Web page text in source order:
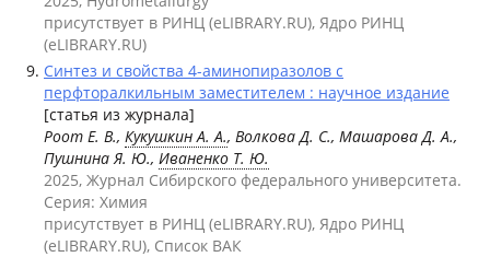
присутствует в РИНЦ (eLIBRARY.RU), Ядро РИНЦ
(eLIBRARY.RU)
Cинтез и свойства 4-аминопиразолов с
перфторалкильным заместителем : научное издание
[статья из журнала]
Роот Е. В., Кукушкин А. А., Волкова Д. С., Машарова Д. А.,
Пушнина Я. Ю., Иваненко Т. Ю.
2025, Журнал Сибирского федерального университета.
Серия: Химия
присутствует в РИНЦ (eLIBRARY.RU), Ядро РИНЦ
(eLIBRARY.RU), Список ВАК